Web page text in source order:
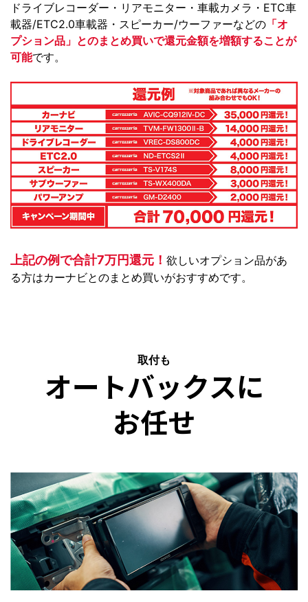
ドライブレコーダー・リアモニター・車載カメラ・ETC車
載器/ETC2.0車載器・スピーカー/ウーファーなどの 「オ
プション品」とのまとめ買いで還元金額を増額することが
可能です。
上記の例で合計7万円還元！ 欲しいオプション品があ
る方はカーナビとのまとめ買いがおすすめです。
取付も
オートバックスに
お任せ